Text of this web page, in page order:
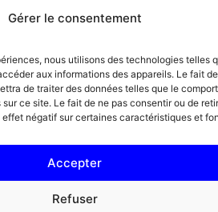
Gérer le consentement
nous utilisons des technologies telles
aux informations des appareils. Le fait
de traiter des données telles que le
ce site. Le fait de ne pas consentir ou de
négatif sur certaines caractéristiques et
Accepter
Refuser